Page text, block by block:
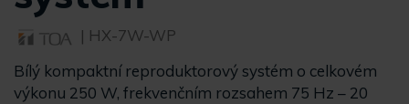
| HX-7W-WP
Bílý kompaktní reproduktorový systém o celkovém
výkonu 250 W, frekvenčním rozsahem 75 Hz – 20